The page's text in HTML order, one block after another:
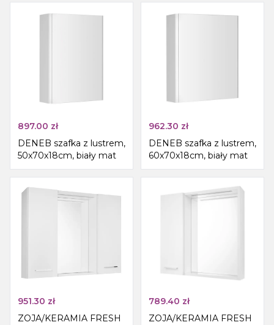
897.00 zł
DENEB szafka z lustrem,
50x70x18cm, biały mat
962.30 zł
DENEB szafka z lustrem,
60x70x18cm, biały mat
951.30 zł
ZOJA/KERAMIA FRESH
789.40 zł
ZOJA/KERAMIA FRESH